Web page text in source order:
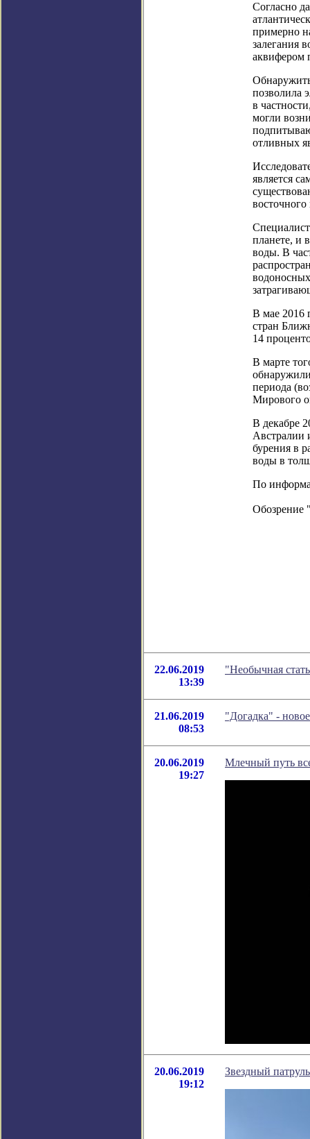
Согласно
примерно
залегания
аквифером
позволила
в
могли
отливных
является
планете, и
воды. В
В мае 2016
стран
14
В марте
периода
Мирового
В декабре
Австралии
бурения в
воды в
По
Обозрение
22.06.2019
13:39
"Необычная
21.06.2019
08:53
"Догадка" -
20.06.2019
19:27
Млечный путь
20.06.2019
19:12
Звездный